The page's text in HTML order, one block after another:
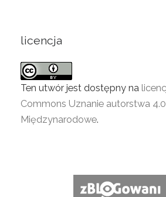
licencja
Ten utwór jest dostępny na
Commons Uznanie autorstwa 4.0
Międzynarodowe.